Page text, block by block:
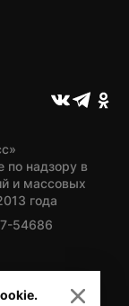
по надзору в
и массовых
года
54686